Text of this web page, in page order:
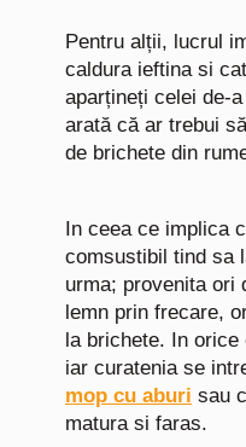
Pentru alții, lucrul
caldura ieftina si
aparțineți celei de-
arată că ar trebui
de brichete din
In ceea ce implica
comsustibil tind sa
urma; provenita ori
lemn prin frecare,
la brichete. In
iar curatenia se
mop cu aburi sau
matura si faras.